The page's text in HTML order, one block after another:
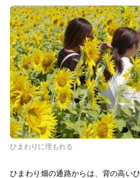
ひまわりに埋もれる
ひまわり畑の通路からは、背の高い